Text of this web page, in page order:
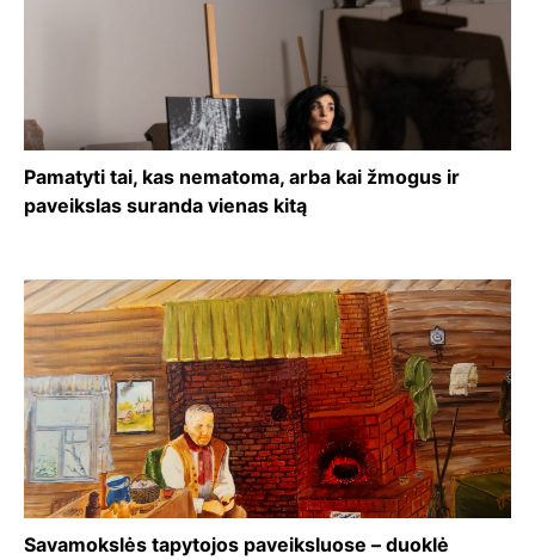
Pamatyti tai, kas nematoma, arba kai žmogus ir
paveikslas suranda vienas kitą
Savamokslės tapytojos paveiksluose – duoklė